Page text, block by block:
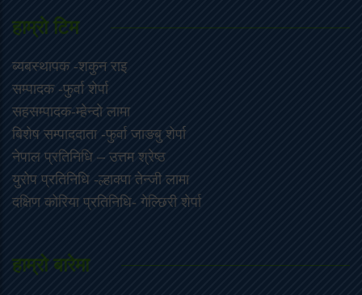
हाम्राे टिम
ब्यबस्थापक -शकुन राइ
सम्पादक -फुर्वा शेर्पा
सहसम्पादक-म्हेन्दो लामा
‍बिशेष सम्पाददाता -फुर्वा जा‌ङबु शेर्पा
नेपाल प्रतिनिधि – उत्तम श्रेष्ठ
युरोप प्रतिनिधि -ल्हाक्पा तेन्जी लामा
दक्षिण कोरिया प्रतिनिधि- गेल्छिरी शेर्पा
हाम्रो बारेमा